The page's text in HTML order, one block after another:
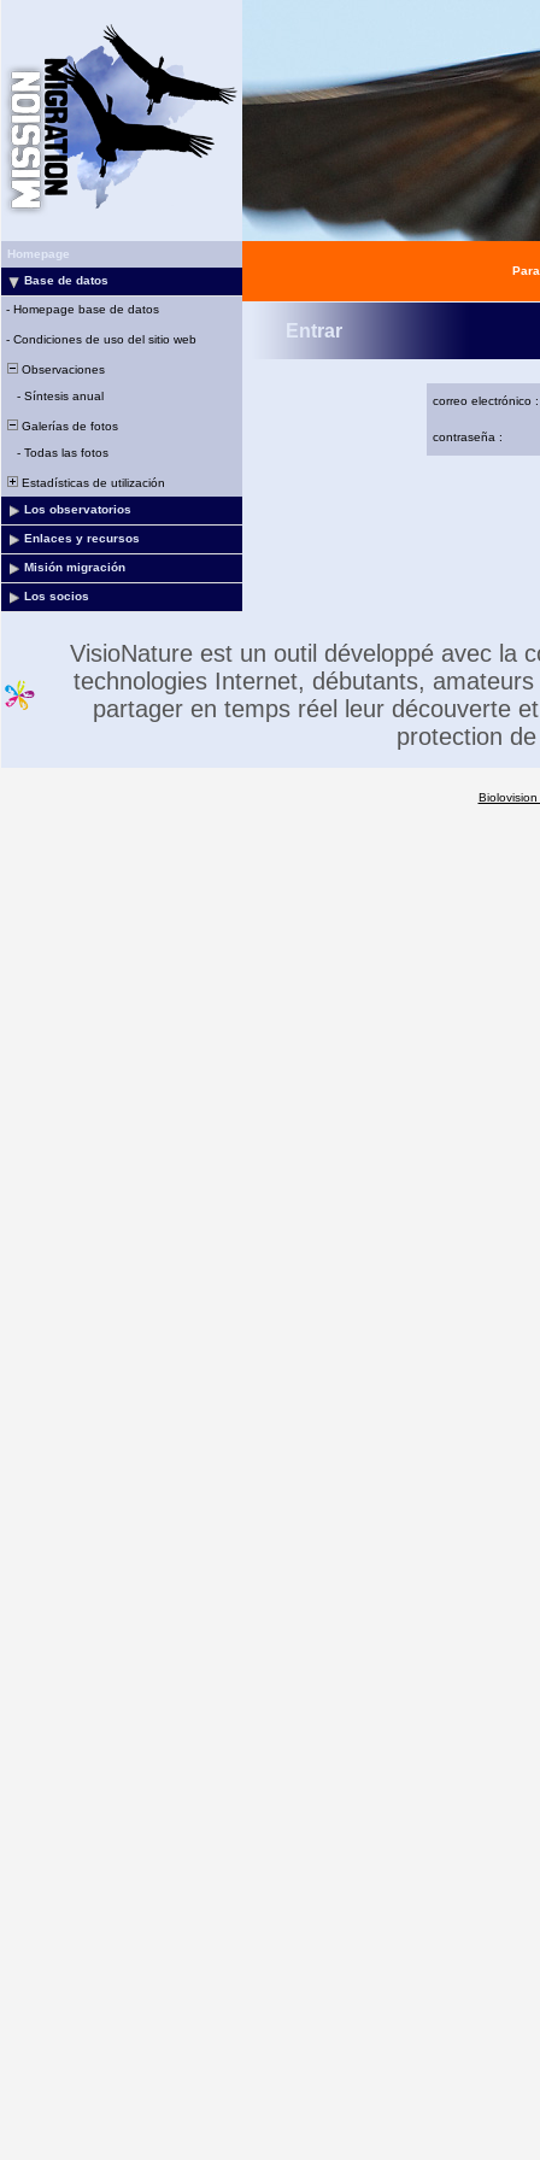
Homepage
Base de datos
- Homepage base de datos
- Condiciones de uso del sitio web
Observaciones
- Síntesis anual
Galerías de fotos
- Todas las fotos
Estadísticas de utilización
Los observatorios
Enlaces y recursos
Misión migración
Los socios
Entrar
correo electrónico :
contraseña :
VisioNature est un outil développé avec la
technologies Internet, débutants,
partager en temps réel leur découverte
protection
Biolovision